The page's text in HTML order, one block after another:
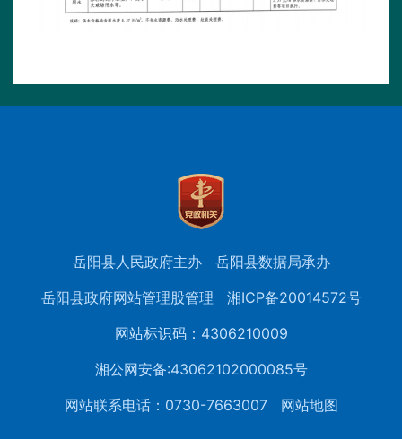
岳阳县人民政府主办
岳阳县数据局承办
岳阳县政府网站管理股管理
湘ICP备20014572号
网站标识码：4306210009
湘公网安备:43062102000085号
网站联系电话：0730-7663007
网站地图